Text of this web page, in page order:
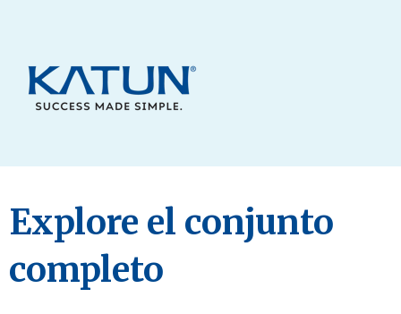
Explore el conjunto
completo